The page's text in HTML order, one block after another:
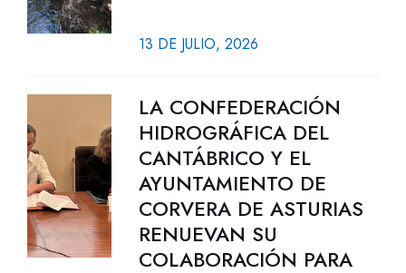
13 DE JULIO, 2026
LA CONFEDERACIÓN
HIDROGRÁFICA DEL
CANTÁBRICO Y EL
AYUNTAMIENTO DE
CORVERA DE ASTURIAS
RENUEVAN SU
COLABORACIÓN PARA